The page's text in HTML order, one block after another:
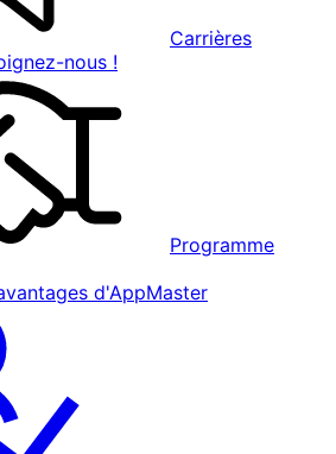
Carrières
nous !
Programme
d'AppMaster